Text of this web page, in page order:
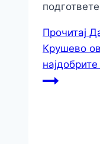
Прочитај
Крушево